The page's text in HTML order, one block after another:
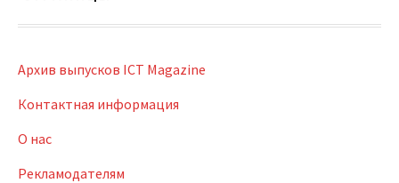
Архив выпусков ICT Magazine
Контактная информация
О нас
Рекламодателям